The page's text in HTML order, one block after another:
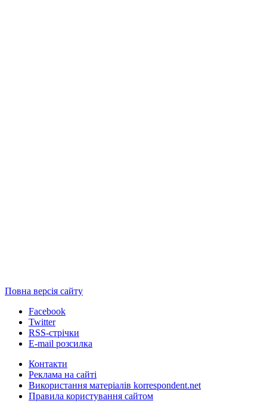
Повна версія сайту
Facebook
Twitter
RSS-стрічки
E-mail розсилка
Контакти
Реклама на сайті
Використання матеріалів korrespondent.net
Правила користування сайтом